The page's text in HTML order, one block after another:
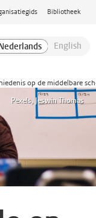
Bibliotheek
op de middelbare
Pexels, Jeswin Thomas